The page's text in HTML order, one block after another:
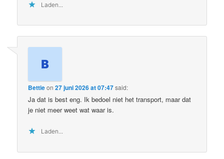
Laden...
Bettieon27 juni 2026 at 07:47said:
Ja dat is best eng. Ik bedoel niet het transport, maar dat
je niet meer weet wat waar is.
Laden...